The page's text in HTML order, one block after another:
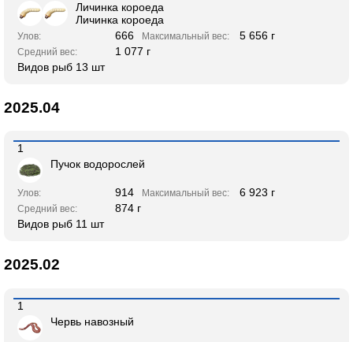
Личинка короеда
Личинка короеда
Улов: 666 Максимальный вес: 5 656 г
Средний вес:
1 077 г
Видов рыб 13 шт
2025.04
1
Пучок водорослей
Улов: 914 Максимальный вес: 6 923 г
Средний вес:
874 г
Видов рыб 11 шт
2025.02
1
Червь навозный